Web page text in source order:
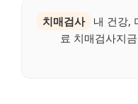
치매검사
내 건강,
료 치매검사지